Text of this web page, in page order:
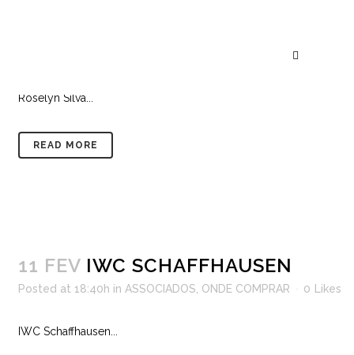
Roselyn Silva...
READ MORE
11 FEV IWC SCHAFFHAUSEN
Posted at 18:40h in ASSOCIADOS ONDE COMPRAR 0 Likes
IWC Schaffhausen...